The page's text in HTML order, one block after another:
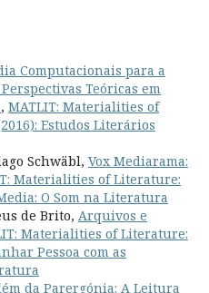
Computacionais para a
Teóricas em
, MATLIT: Materialities of
Estudos Literários
Schwäbl, Vox Mediarama:
Materialities of Literature:
O Som na Literatura
de Brito, Arquivos e
Materialities of Literature:
Pessoa com as
da Parergónia: A Leitura